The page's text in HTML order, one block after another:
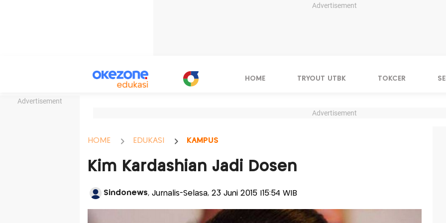
Advertisement
Advertisement
HOME TRYOUT UTBK TOKCER
Advertisement
HOME EDUKASI KAMPUS
Kim Kardashian Jadi Dosen
Sindonews, Jurnalis-Selasa, 23 Juni 2015 |15:54 WIB